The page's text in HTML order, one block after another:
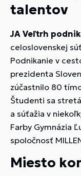
talentov
JA Veľtrh
celoslovenskej
Podnikanie v
prezidenta
zúčastnilo 80
Študenti sa
a súťažia v
Farby Gymnázia
spoločnosť
Miesto